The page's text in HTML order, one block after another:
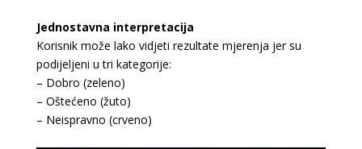
Jednostavna interpretacija
Korisnik može lako vidjeti rezultate mjerenja jer su
podijeljeni u tri kategorije:
– Dobro (zeleno)
– Oštećeno (žuto)
– Neispravno (crveno)